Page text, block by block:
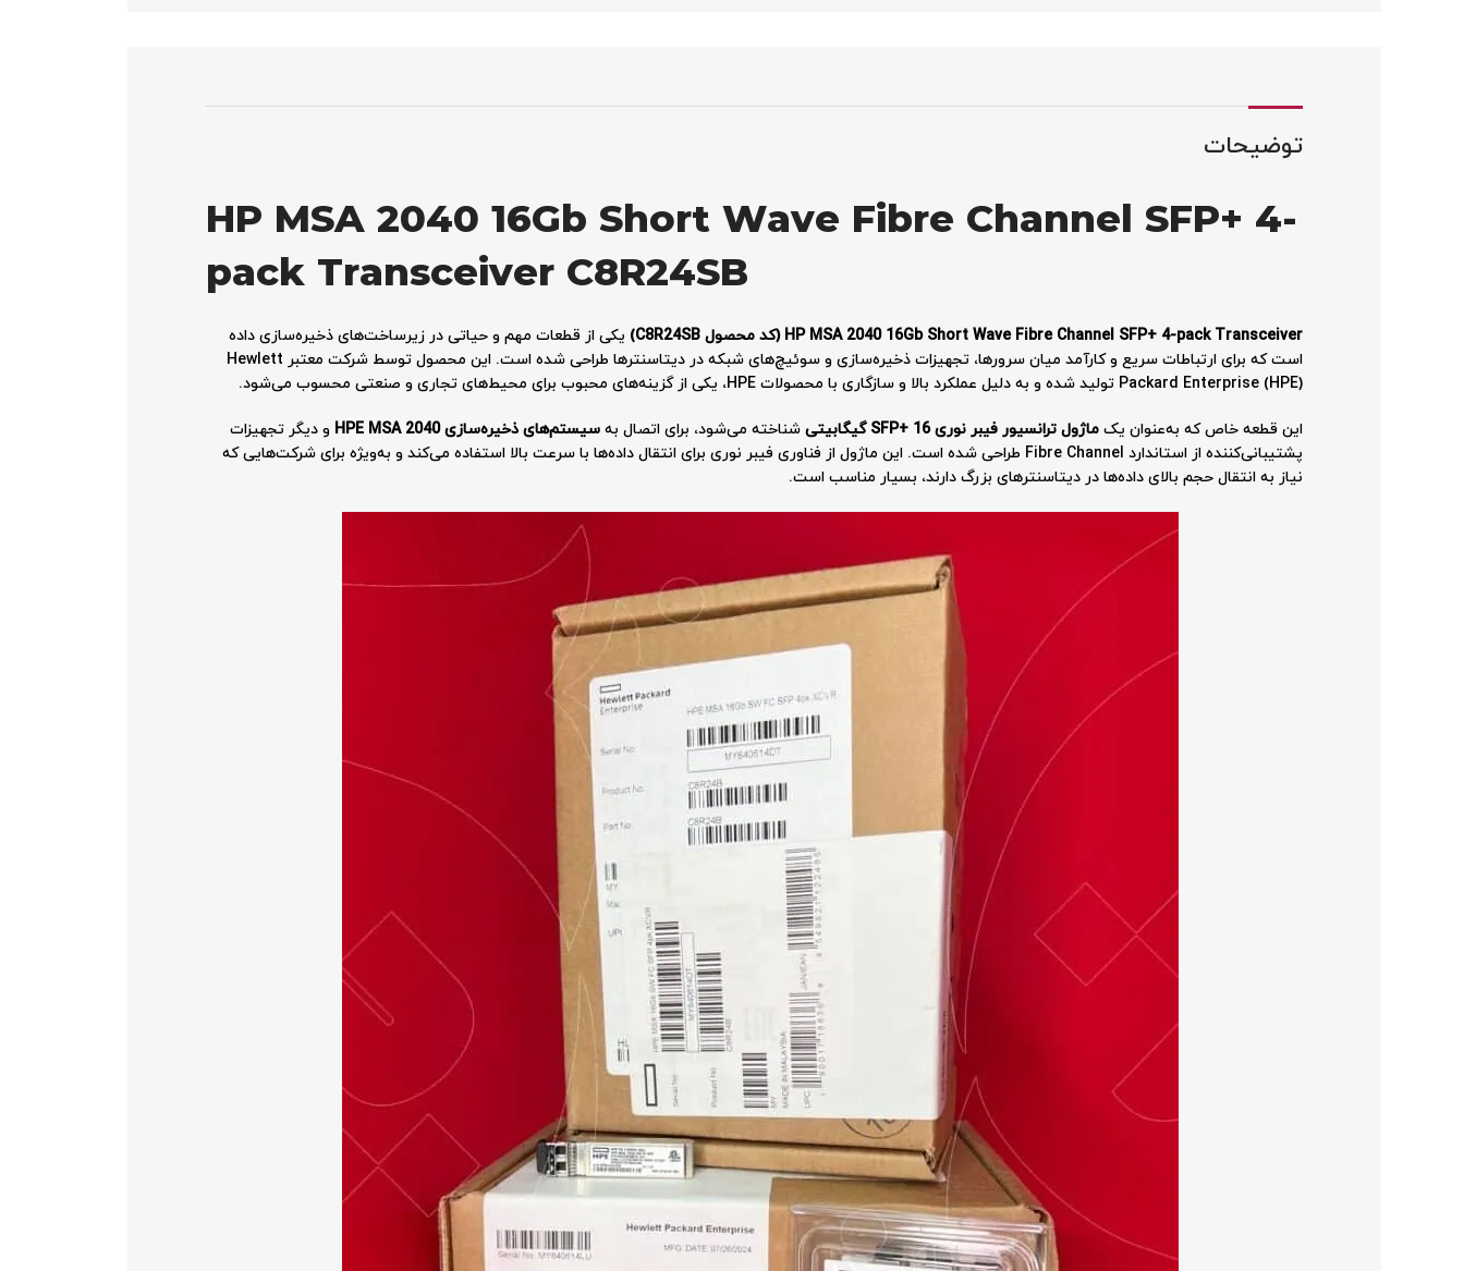
توضیحات
HP MSA 2040 16Gb Short Wave Fibre Channel SFP+ 4-
pack Transceiver C8R24SB
HP MSA 2040 16Gb Short Wave Fibre Channel SFP+ 4-pack Transceiver (کد محصول C8R24SB)
یکی از قطعات مهم و حیاتی در زیرساخت‌های ذخیره‌سازی داده
است که برای ارتباطات سریع و کارآمد میان سرورها، تجهیزات ذخیره‌سازی و سوئیچ‌های شبکه در دیتاسنترها طراحی شده است. این محصول توسط شرکت معتبر Hewlett
Packard Enterprise (HPE) تولید شده و به دلیل عملکرد بالا و سازگاری با محصولات HPE، یکی از گزینه‌های محبوب برای محیط‌های تجاری و صنعتی محسوب می‌شود.
این قطعه خاص که به‌عنوان یک ماژول ترانسیور فیبر نوری SFP+ 16 گیگابیتی شناخته می‌شود، برای اتصال به سیستم‌های ذخیره‌سازی HPE MSA 2040
و دیگر تجهیزات
پشتیبانی‌کننده از استاندارد Fibre Channel طراحی شده است. این ماژول از فناوری فیبر نوری برای انتقال داده‌ها با سرعت بالا استفاده می‌کند و به‌ویژه برای شرکت‌هایی که
نیاز به انتقال حجم بالای داده‌ها در دیتاسنترهای بزرگ دارند، بسیار مناسب است.